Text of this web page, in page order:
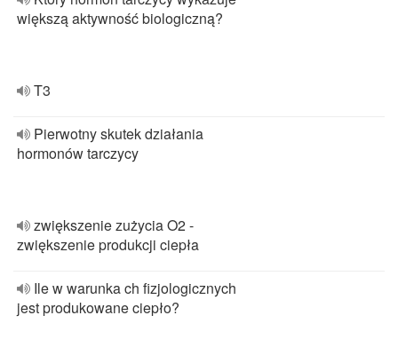
większą aktywność biologiczną?
T3
Pierwotny skutek działania
hormonów tarczycy
zwiększenie zużycia O2 -
zwiększenie produkcji ciepła
Ile w warunka ch fizjologicznych
jest produkowane ciepło?